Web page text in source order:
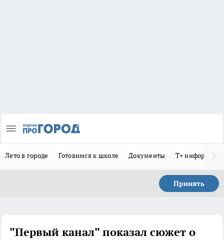
Лето в городе Готовимся к школе Документы Т+
Принять
"Первый канал" показал сюжет о